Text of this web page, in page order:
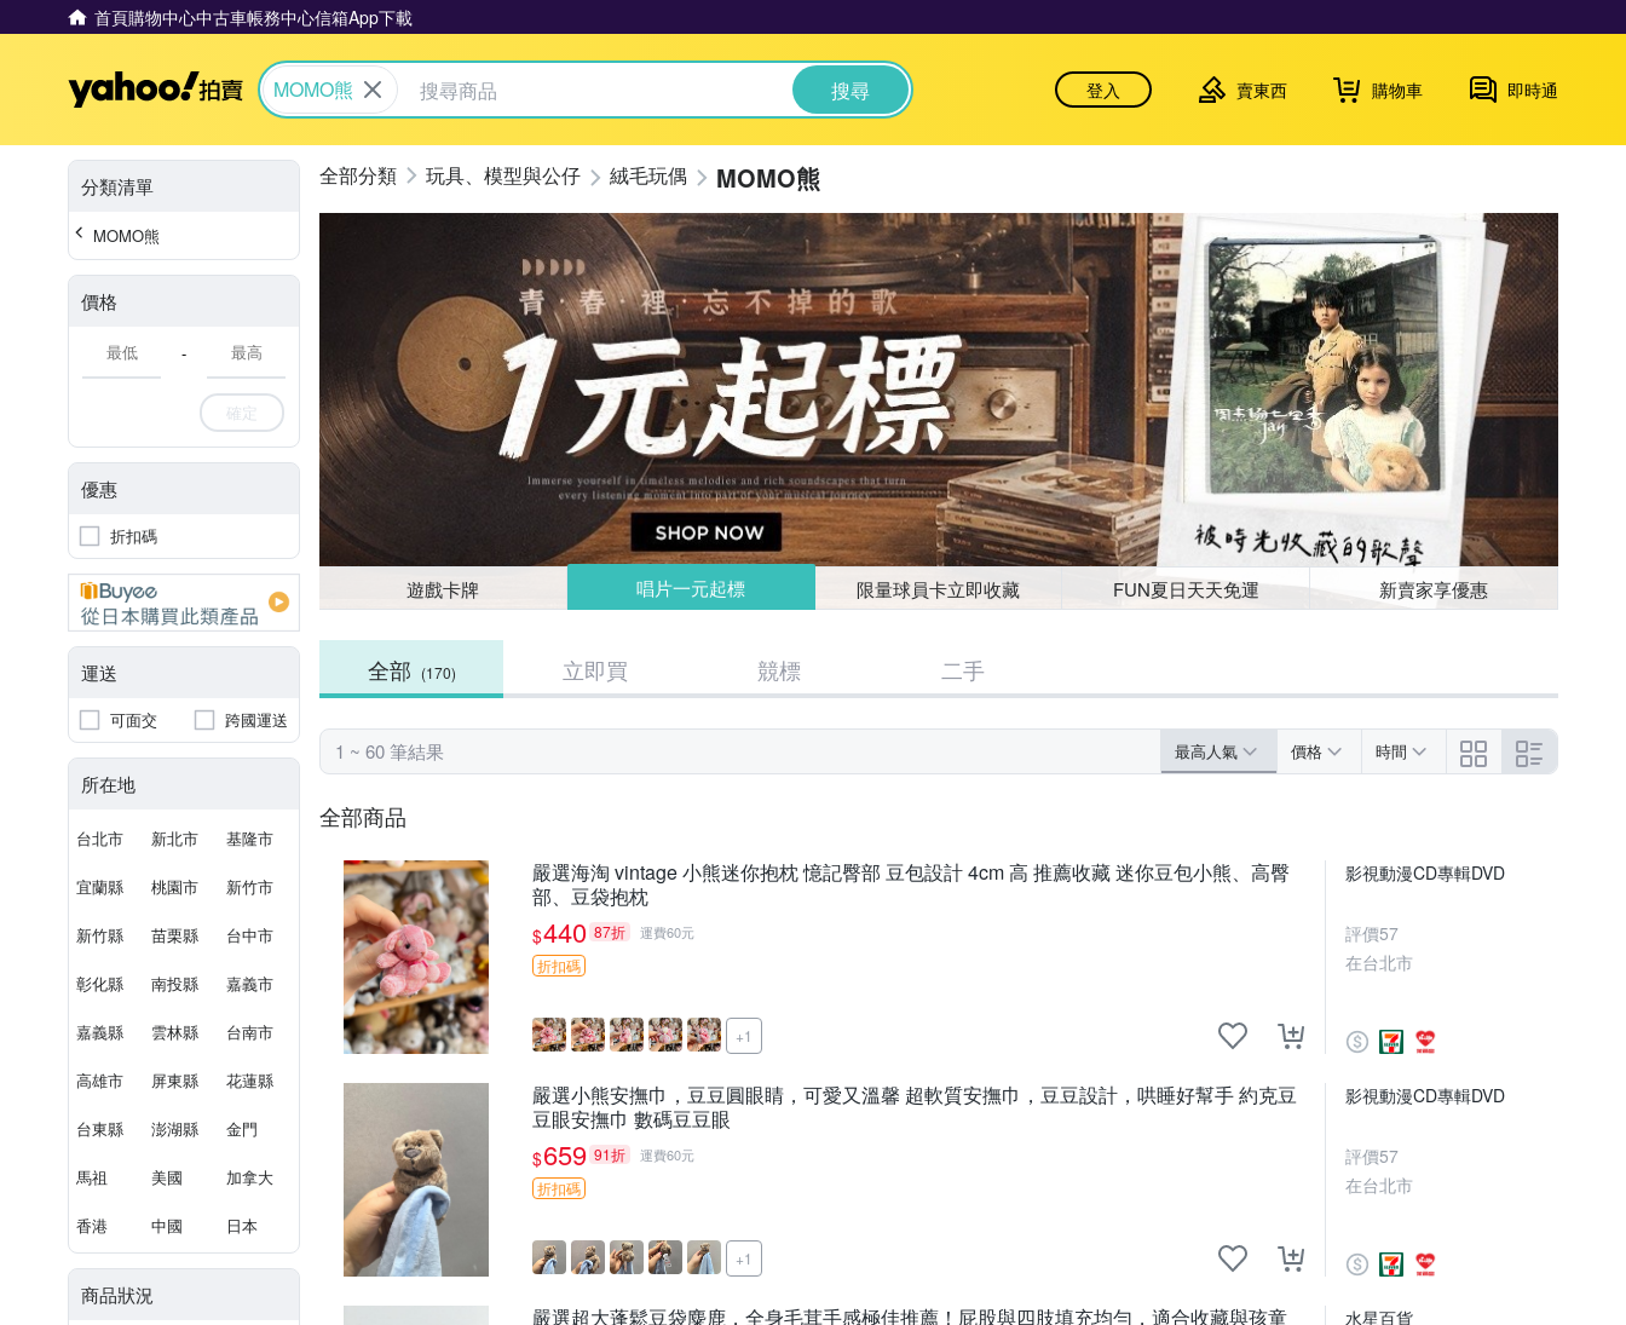
首頁購物中心中古車帳務中心信箱App下載
Yahoo拍賣
MOMO熊 搜尋 登入 賣東西 購物車 即時通
分類清單
MOMO熊
價格
-
確定
優惠
折扣碼
運送
可面交 跨國運送
所在地
台北市 新北市 基隆市
宜蘭縣 桃園市 新竹市
新竹縣 苗栗縣 台中市
彰化縣 南投縣 嘉義市
嘉義縣 雲林縣 台南市
高雄市 屏東縣 花蓮縣
台東縣 澎湖縣 金門
馬祖 美國 加拿大
香港 中國 日本
商品狀況
玩具、模型與公仔 絨毛玩偶 MOMO熊
遊戲卡牌 唱片一元起標 限量球員卡立即收藏 FUN夏日天天免運 新賣家享優惠
全部 (170) 立即買 競標 二手
1 ~ 60 筆結果 最高人氣 價格 時間
全部商品
嚴選海淘 vintage 小熊迷你抱枕 憶記臀部 豆包設計 4cm 高 推薦收藏 迷你豆包小熊、高臀
部、豆袋抱枕
$440 87折 運費60元
折扣碼
+1
影視動漫CD專輯DVD
評價57
在台北市
嚴選小熊安撫巾，豆豆圓眼睛，可愛又溫馨 超軟質安撫巾，豆豆設計，哄睡好幫手 約克豆
豆眼安撫巾 數碼豆豆眼
$659 91折 運費60元
折扣碼
+1
影視動漫CD專輯DVD
評價57
在台北市
嚴選超大蓬鬆豆袋麋鹿，全身毛茸手感極佳推薦！屁股與四肢填充均勻，適合收藏與孩童
水星百貨